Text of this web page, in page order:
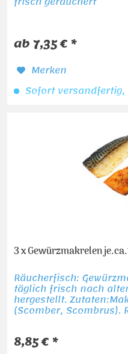
ab 7,35 € *
Merken
Sofort versandfertig,
3 x Gewürzmakrelen
Räucherfisch:
täglich frisch nach
hergestellt.
(Scomber, Scombrus).
8,85 € *